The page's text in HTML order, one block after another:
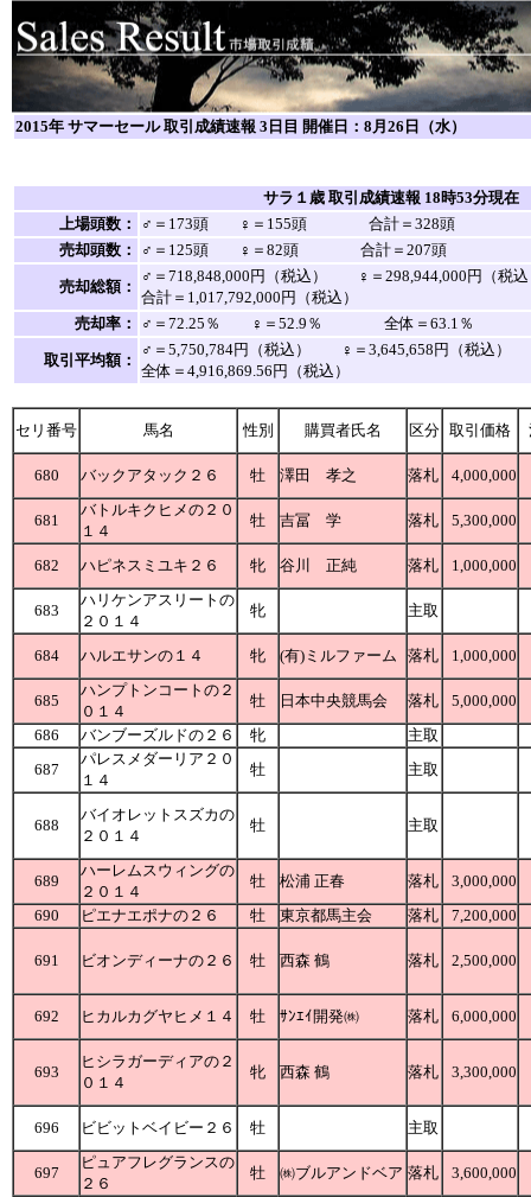
2015年 サマーセール 取引成績速報 3日目 開催日：8月26日（水）
サラ１歳 取引成績速報 18時53分現在
上場頭数：
♂＝173頭 ♀＝155頭 合計＝328頭
売却頭数：
♂＝125頭 ♀＝82頭 合計＝207頭
売却総額：
♂＝718,848,000円（税込） ♀＝298,944,000円（
合計＝1,017,792,000円（税込）
売却率：
♂＝72.25％ ♀＝52.9％ 全体＝63.1％
取引平均額：
♂＝5,750,784円（税込） ♀＝3,645,658円（税込
全体＝4,916,869.56円（税込）
セリ番号 馬名 性別 購買者氏名 区分 取引価格
680 バックアタック２６ 牡 澤田 孝之 落札 4,000,000
681
バトルキクヒメの２０
１４
牡 吉冨 学 落札 5,300,000
682 ハピネスミユキ２６ 牝 谷川 正純 落札 1,000,000
683
ハリケンアスリートの
２０１４
牝 主取
684 ハルエサンの１４ 牝 (有)ミルファーム 落札 1,000,000
685
ハンプトンコートの２
０１４
牡 日本中央競馬会 落札
5,000,000
686
バンブーズルドの２６ 牝
主取
687
パレスメダーリア２０
１４
牡 主取
688
バイオレットスズカの
２０１４
牡 主取
689
ハーレムスウィングの
２０１４
牡 松浦 正春 落札
3,000,000
690
ピエナエポナの２６ 牡 東京都馬主会 落札 7,200,000
691 ビオンディーナの２６ 牡 西森 鶴 落札 2,500,000
692 ヒカルカグヤヒメ１４ 牡 ｻﾝｴｲ開発㈱ 落札 6,000,000
693
ヒシラガーディアの２
０１４
牝 西森 鶴 落札 3,300,000
696 ビビットベイビー２６ 牡 主取
697
ピュアフレグランスの
２６
牡 ㈱ブルアンドベア 落札 3,600,000